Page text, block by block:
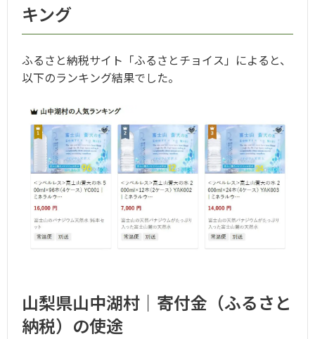
キング
ふるさと納税サイト「ふるさとチョイス」によると、
以下のランキング結果でした。
山梨県山中湖村｜寄付金（ふるさと
納税）の使途